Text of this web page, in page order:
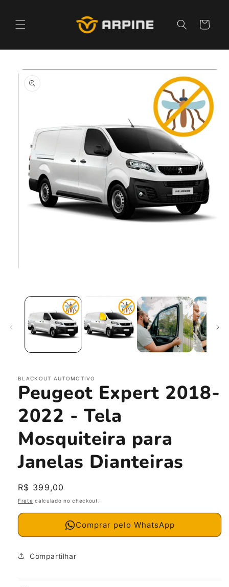
conteúdo
Carrinho
informações
do produto
modal
BLACKOUT AUTOMOTIVO
Peugeot Expert 2018-
2022 - Tela
Mosquiteira para
Janelas Dianteiras
Preço
normal
R$ 399,00
Frete calculado no checkout.
Comprar pelo WhatsApp
Compartilhar